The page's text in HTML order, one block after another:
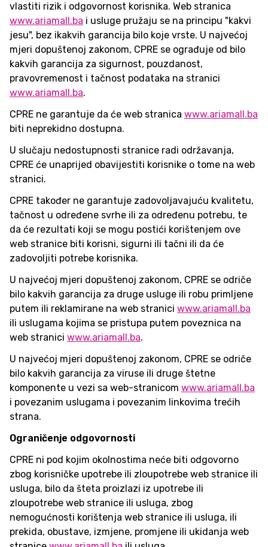
vlastiti rizik i odgovornost korisnika. Web stranica
www.ariamall.ba i usluge pružaju se na principu "kakvi
jesu", bez ikakvih garancija bilo koje vrste. U najvećoj
mjeri dopuštenoj zakonom, CPRE se ograđuje od bilo
kakvih garancija za sigurnost, pouzdanost,
pravovremenost i tačnost podataka na stranici
www.ariamall.ba.
CPRE ne garantuje da će web stranica www.ariamall.ba
biti neprekidno dostupna.
U slučaju nedostupnosti stranice radi održavanja,
CPRE će unaprijed obavijestiti korisnike o tome na web
stranici.
CPRE također ne garantuje zadovoljavajuću kvalitetu,
tačnost u određene svrhe ili za određenu potrebu, te
da će rezultati koji se mogu postići korištenjem ove
web stranice biti korisni, sigurni ili tačni ili da će
zadovoljiti potrebe korisnika.
U najvećoj mjeri dopuštenoj zakonom, CPRE se odriče
bilo kakvih garancija za druge usluge ili robu primljene
putem ili reklamirane na web stranici www.ariamall.ba
ili uslugama kojima se pristupa putem poveznica na
web stranici www.ariamall.ba.
U najvećoj mjeri dopuštenoj zakonom, CPRE se odriče
bilo kakvih garancija za viruse ili druge štetne
komponente u vezi sa web-stranicom www.ariamall.ba
i povezanim uslugama i povezanim linkovima trećih
strana.
Ograničenje odgovornosti
CPRE ni pod kojim okolnostima neće biti odgovorno
zbog korisničke upotrebe ili zloupotrebe web stranice ili
usluga, bilo da šteta proizlazi iz upotrebe ili
zloupotrebe web stranice ili usluga, zbog
nemogućnosti korištenja web stranice ili usluga, ili
prekida, obustave, izmjene, promjene ili ukidanja web